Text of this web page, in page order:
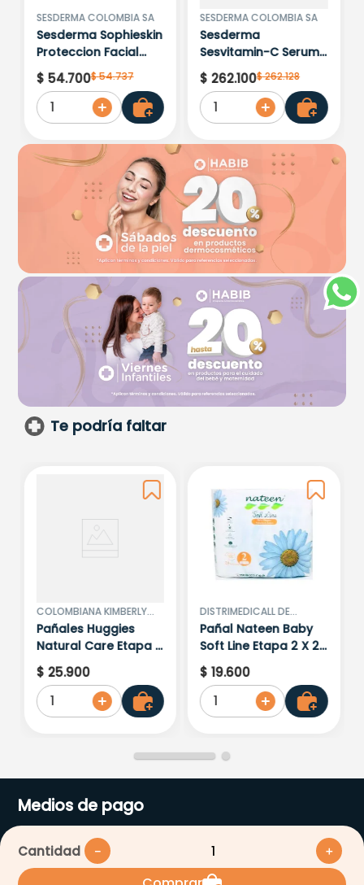
Cantidad ＋
－
SESDERMA COLOMBIA SA
Sesderma Sophieskin
Proteccion Facial
Kids Hypoallergenic
Spf 500 Moisturising
$ 54.700$54.737
1
SESDERMA COLOMBIA SA
Sesderma
Sesvitamin-C Serum
Liposomado x 30ml
$ 262.100$262.128
1
Te podría faltar
COLOMBIANA KIMBERLY
COLPAPEL S
Pañales Huggies
Natural Care Etapa 1
Peq.30 Un
$ 25.900
1
DISTRIMEDICALL DE
COLOMBIA S.A.S
Pañal Nateen Baby
Soft Line Etapa 2 X 24
Unidades
$ 19.600
1
Medios de pago